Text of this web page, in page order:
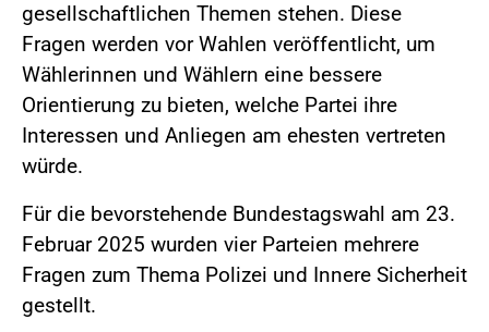
gesellschaftlichen Themen stehen. Diese
Fragen werden vor Wahlen veröffentlicht, um
Wählerinnen und Wählern eine bessere
Orientierung zu bieten, welche Partei ihre
Interessen und Anliegen am ehesten vertreten
würde.
Für die bevorstehende Bundestagswahl am 23.
Februar 2025 wurden vier Parteien mehrere
Fragen zum Thema Polizei und Innere Sicherheit
gestellt.